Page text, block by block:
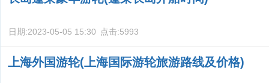
日期:2023-05-05 15:30 点击:5993
上海外国游轮(上海国际游轮旅游路线及价格)